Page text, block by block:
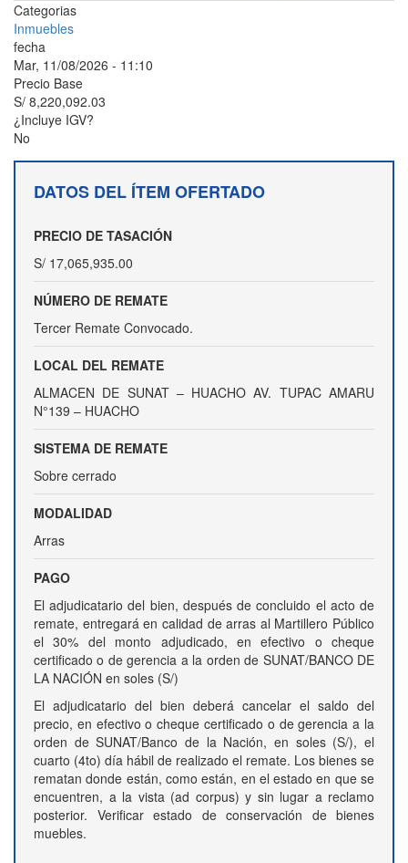
Categorias
Inmuebles
fecha
Mar, 11/08/2026 - 11:10
Precio Base
S/ 8,220,092.03
¿Incluye IGV?
No
DATOS DEL ÍTEM OFERTADO
PRECIO DE TASACIÓN
S/ 17,065,935.00
NÚMERO DE REMATE
Tercer Remate Convocado.
LOCAL DEL REMATE
ALMACEN DE SUNAT – HUACHO AV. TUPAC AMARU
N°139 – HUACHO
SISTEMA DE REMATE
Sobre cerrado
MODALIDAD
Arras
PAGO
El adjudicatario del bien, después de concluido el acto de
remate, entregará en calidad de arras al Martillero Público
el 30% del monto adjudicado, en efectivo o cheque
certificado o de gerencia a la orden de SUNAT/BANCO DE
LA NACIÓN en soles (S/)
El adjudicatario del bien deberá cancelar el saldo del
precio, en efectivo o cheque certificado o de gerencia a la
orden de SUNAT/Banco de la Nación, en soles (S/), el
cuarto (4to) día hábil de realizado el remate. Los bienes se
rematan donde están, como están, en el estado en que se
encuentren, a la vista (ad corpus) y sin lugar a reclamo
posterior. Verificar estado de conservación de bienes
muebles.